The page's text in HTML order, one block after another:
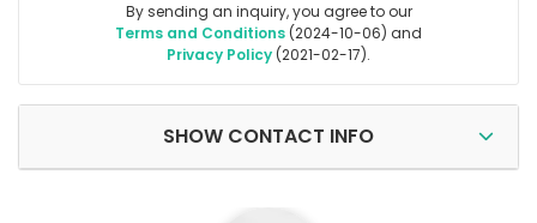
By sending an inquiry, you agree to our
Terms and Conditions (2024-10-06) and
Privacy Policy (2021-02-17).
SHOW CONTACT INFO